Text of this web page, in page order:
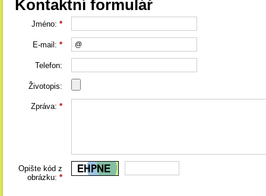
Kontaktní formulář
Jméno: *
E-mail: *
Telefon:
Životopis:
Zpráva: *
Opište kód z
obrázku: *